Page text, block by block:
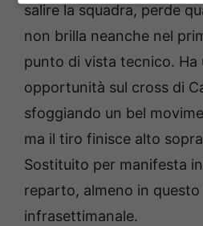
salire la squadra, perde
non brilla neanche nel
punto di vista tecnico. Ha
opportunità sul cross di
sfoggiando un bel
ma il tiro finisce alto
Sostituito per manifesta
reparto, almeno in
infrasettimanale.